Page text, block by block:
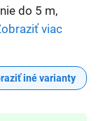
do 5 m,
Zobraziť viac
iné varianty